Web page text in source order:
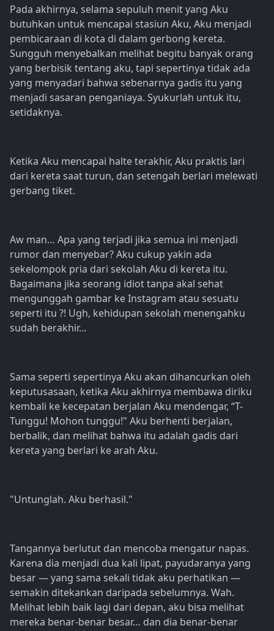
Pada akhirnya, selama sepuluh menit yang Aku
butuhkan untuk mencapai stasiun Aku, Aku menjadi
pembicaraan di kota di dalam gerbong kereta.
Sungguh menyebalkan melihat begitu banyak orang
yang berbisik tentang aku, tapi sepertinya tidak ada
yang menyadari bahwa sebenarnya gadis itu yang
menjadi sasaran penganiaya. Syukurlah untuk itu,
setidaknya.
Ketika Aku mencapai halte terakhir, Aku praktis lari
dari kereta saat turun, dan setengah berlari melewati
gerbang tiket.
Aw man… Apa yang terjadi jika semua ini menjadi
rumor dan menyebar? Aku cukup yakin ada
sekelompok pria dari sekolah Aku di kereta itu.
Bagaimana jika seorang idiot tanpa akal sehat
mengunggah gambar ke Instagram atau sesuatu
seperti itu ?! Ugh, kehidupan sekolah menengahku
sudah berakhir…
Sama seperti sepertinya Aku akan dihancurkan oleh
keputusasaan, ketika Aku akhirnya membawa diriku
kembali ke kecepatan berjalan Aku mendengar, “T-
Tunggu! Mohon tunggu!" Aku berhenti berjalan,
berbalik, dan melihat bahwa itu adalah gadis dari
kereta yang berlari ke arah Aku.
"Untunglah. Aku berhasil."
Tangannya berlutut dan mencoba mengatur napas.
Karena dia menjadi dua kali lipat, payudaranya yang
besar — yang sama sekali tidak aku perhatikan —
semakin ditekankan daripada sebelumnya. Wah.
Melihat lebih baik lagi dari depan, aku bisa melihat
mereka benar-benar besar… dan dia benar-benar